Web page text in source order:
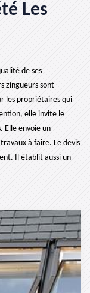
Les
de ses
zingueurs sont
les propriétaires qui
elle invite le
Elle envoie un
à faire. Le devis
Il établit aussi un